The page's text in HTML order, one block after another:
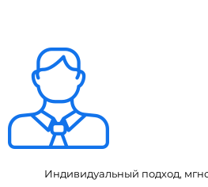
Индивидуальный подход,